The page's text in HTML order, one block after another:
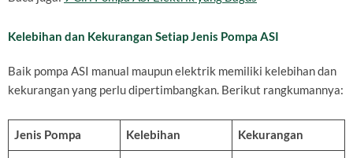
Kelebihan dan Kekurangan Setiap Jenis Pompa ASI
Baik pompa ASI manual maupun elektrik memiliki kelebihan dan
kekurangan yang perlu dipertimbangkan. Berikut rangkumannya:
Jenis Pompa Kelebihan Kekurangan